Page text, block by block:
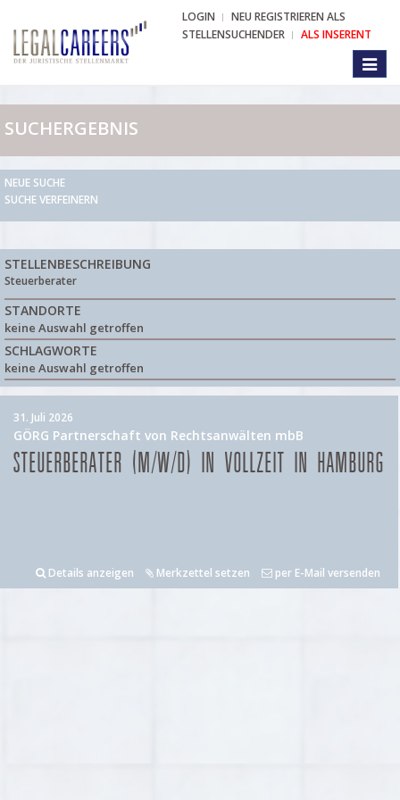
LOGIN
NEU REGISTRIEREN ALS
STELLENSUCHENDER
ALS INSERENT
SUCHERGEBNIS
NEUE SUCHE
SUCHE VERFEINERN
STELLENBESCHREIBUNG
Steuerberater
STANDORTE
keine Auswahl getroffen
SCHLAGWORTE
keine Auswahl getroffen
31. Juli 2026
GÖRG Partnerschaft von Rechtsanwälten mbB
STEUERBERATER (M/W/D) IN VOLLZEIT IN HAMBURG
Details anzeigen Merkzettel setzen per E-Mail versenden